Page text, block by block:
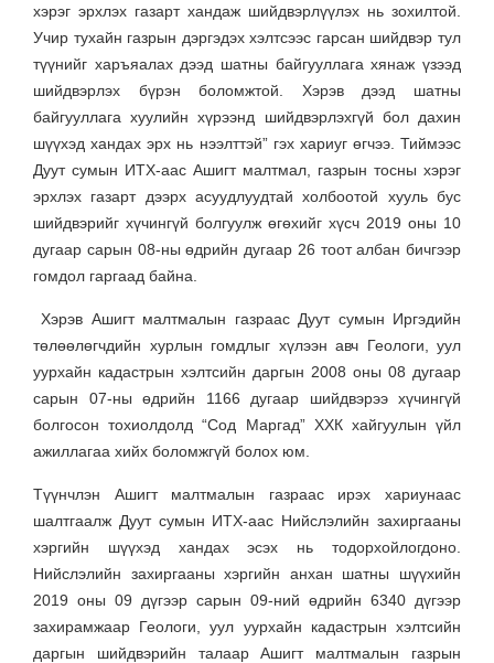
хэрэг эрхлэх газарт хандаж шийдвэрлүүлэх нь зохилтой.
Учир тухайн газрын дэргэдэх хэлтсээс гарсан шийдвэр тул
түүнийг харъяалах дээд шатны байгууллага хянаж үзээд
шийдвэрлэх бүрэн боломжтой. Хэрэв дээд шатны
байгууллага хуулийн хүрээнд шийдвэрлэхгүй бол дахин
шүүхэд хандах эрх нь нээлттэй” гэх хариуг өгчээ. Тиймээс
Дуут сумын ИТХ-аас Ашигт малтмал, газрын тосны хэрэг
эрхлэх газарт дээрх асуудлуудтай холбоотой хууль бус
шийдвэрийг хүчингүй болгуулж өгөхийг хүсч 2019 оны 10
дугаар сарын 08-ны өдрийн дугаар 26 тоот албан бичгээр
гомдол гаргаад байна.
Хэрэв Ашигт малтмалын газраас Дуут сумын Иргэдийн
төлөөлөгчдийн хурлын гомдлыг хүлээн авч Геологи, уул
уурхайн кадастрын хэлтсийн даргын 2008 оны 08 дугаар
сарын 07-ны өдрийн 1166 дугаар шийдвэрээ хүчингүй
болгосон тохиолдолд “Сод Маргад” ХХК хайгуулын үйл
ажиллагаа хийх боломжгүй болох юм.
Түүнчлэн Ашигт малтмалын газраас ирэх хариунаас
шалтгаалж Дуут сумын ИТХ-аас Нийслэлийн захиргааны
хэргийн шүүхэд хандах эсэх нь тодорхойлогдоно.
Нийслэлийн захиргааны хэргийн анхан шатны шүүхийн
2019 оны 09 дүгээр сарын 09-ний өдрийн 6340 дүгээр
захирамжаар Геологи, уул уурхайн кадастрын хэлтсийн
даргын шийдвэрийн талаар Ашигт малтмалын газрын